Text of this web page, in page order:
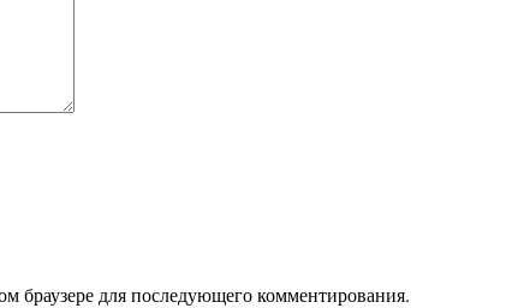
браузере для последующего комментирования.